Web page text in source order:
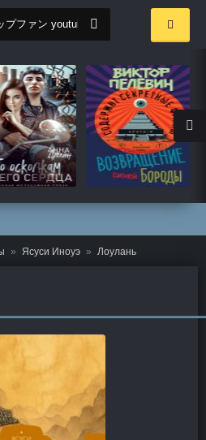
Ясуси Иноуэ Лоулань